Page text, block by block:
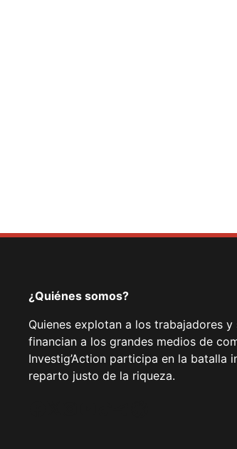
¿Quiénes somos?
Quienes explotan a los trabajadores
financian a los grandes medios de
Investig’Action participa en la batalla
reparto justo de la riqueza.